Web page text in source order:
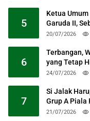
5
Ketua
Garuda II,
20/07/2026
6
Terbangan,
yang Tetap
24/07/2026
7
Si Jalak
Grup A Piala
21/07/2026